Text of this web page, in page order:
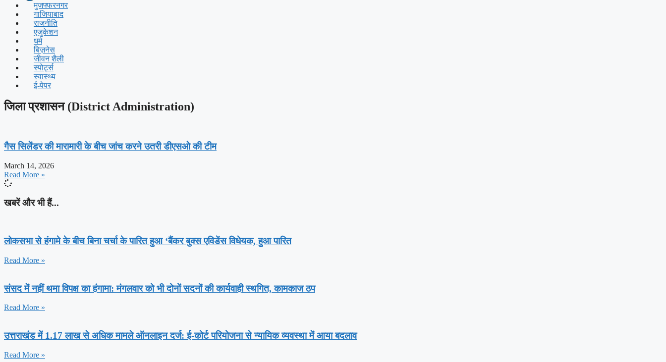
मुजफ्फरनगर
गाजियाबाद
राजनीति
एजुकेशन
धर्म
बिज़नेस
जीवन शैली
स्पोर्ट्स
स्वास्थ्य
ई-पेपर
जिला प्रशासन (District Administration)
गैस सिलेंडर की मारामारी के बीच जांच करने उतरी डीएसओ की टीम
March 14, 2026
Read More »
खबरें और भी हैं...
लोकसभा से हंगामे के बीच बिना चर्चा के पारित हुआ ‘बैंकर बुक्स एविडेंस विधेयक, हुआ पारित
Read More »
संसद में नहीं थमा विपक्ष का हंगामा: मंगलवार को भी दोनों सदनों की कार्यवाही स्थगित, कामकाज ठप
Read More »
उत्तराखंड में 1.17 लाख से अधिक मामले ऑनलाइन दर्ज: ई-कोर्ट परियोजना से न्यायिक व्यवस्था में आया बदलाव
Read More »